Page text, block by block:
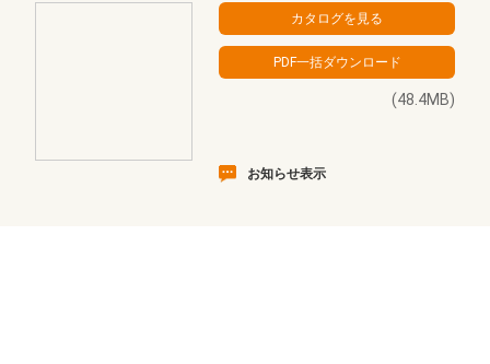
(48.4MB)
お知らせ表示